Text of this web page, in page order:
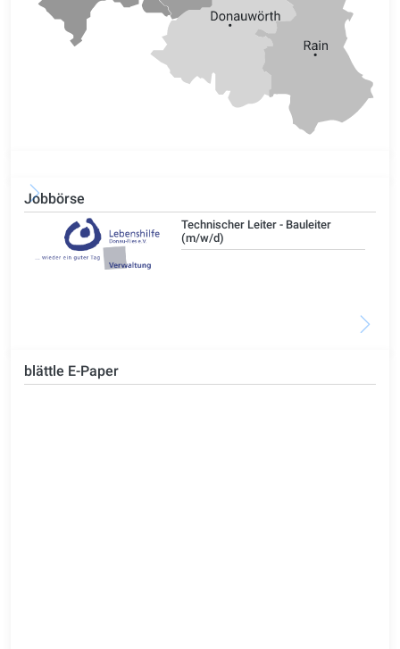
Jobbörse
Technischer Leiter - Bauleiter
(m/w/d)
blättle E-Paper